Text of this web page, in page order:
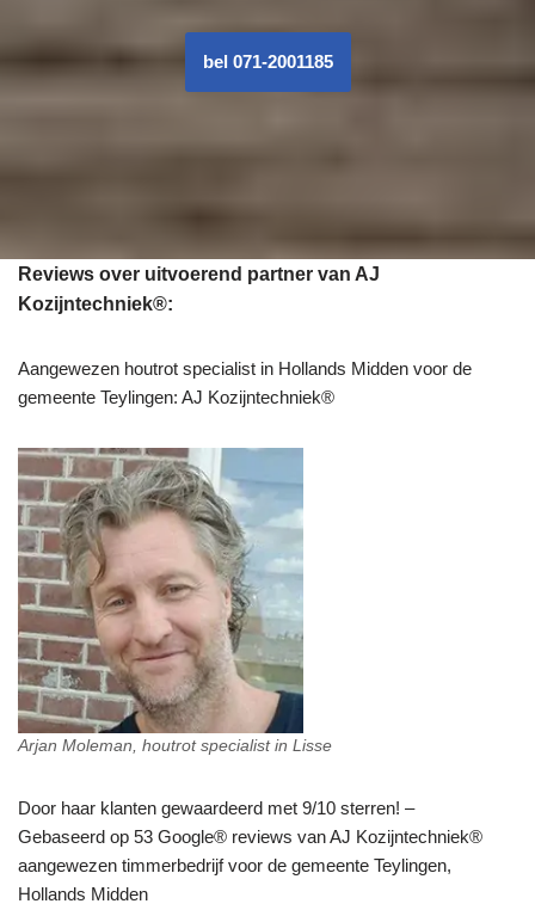
bel 071-2001185
Reviews over uitvoerend partner van AJ
Kozijntechniek®:
Aangewezen houtrot specialist in Hollands Midden voor de
gemeente Teylingen: AJ Kozijntechniek®
Arjan Moleman, houtrot specialist in Lisse
Door haar klanten gewaardeerd met 9/10 sterren! –
Gebaseerd op 53 Google® reviews van AJ Kozijntechniek®
aangewezen timmerbedrijf voor de gemeente Teylingen,
Hollands Midden